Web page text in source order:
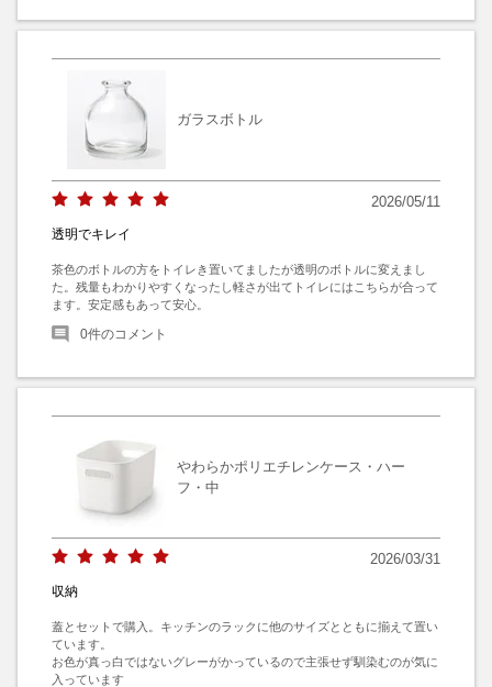
ガラスボトル
2026/05/11
透明でキレイ
茶色のボトルの方をトイレき置いてましたが透明のボトルに変えまし
た。残量もわかりやすくなったし軽さが出てトイレにはこちらが合って
ます。安定感もあって安心。
0件のコメント
やわらかポリエチレンケース・ハー
フ・中
2026/03/31
収納
蓋とセットで購入。キッチンのラックに他のサイズとともに揃えて置い
ています。
お色が真っ白ではないグレーがかっているので主張せず馴染むのが気に
入っています